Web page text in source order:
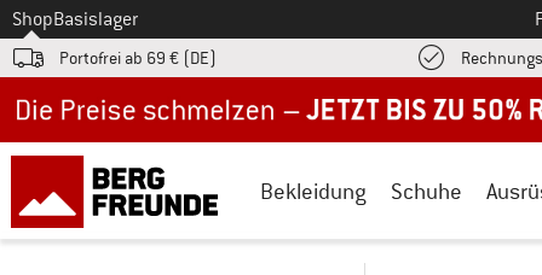
Zum
ShopBasislager
Portofrei ab 69 € (DE)
Bekleidung Schuhe